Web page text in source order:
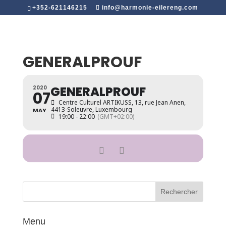
+352-621146215 info@harmonie-eilereng.com
GENERALPROUF
2020
07
MAY
GENERALPROUF
Centre Culturel ARTIKUSS, 13, rue Jean Anen,
4413-Soleuvre, Luxembourg
19:00 - 22:00 (GMT+02:00)
Menu